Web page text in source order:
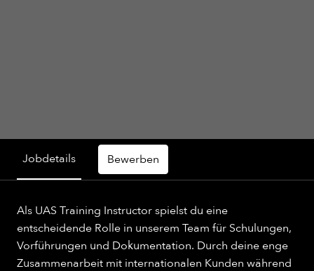
Jobdetails Bewerben
Als UAS Training Instructor spielst du eine
entscheidende Rolle in unserem Team für Schulungen,
Vorführungen und Dokumentation. Durch deine enge
Zusammenarbeit mit internationalen Kunden während